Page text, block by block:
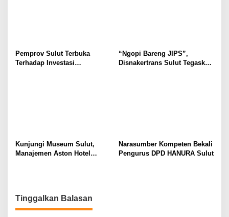
Pemprov Sulut Terbuka
Terhadap Investasi
“Ngopi Bareng JIPS”,
Disnakertrans Sulut Tegaskan
Kunjungi Museum Sulut,
Manajemen Aston Hotel
Narasumber Kompeten Bekali
Pengurus DPD HANURA Sulut
Tinggalkan Balasan